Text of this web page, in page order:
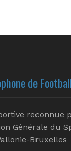
de
reconnue
Générale du
Bruxelles